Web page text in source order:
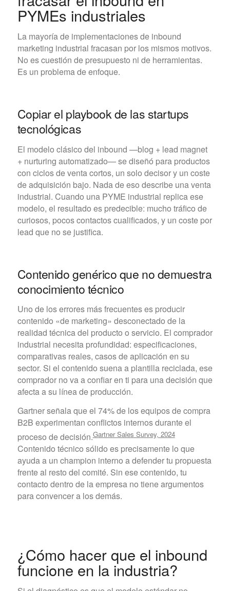
PYMEs industriales
La mayoría de implementaciones de inbound
marketing industrial fracasan por los mismos motivos.
No es cuestión de presupuesto ni de herramientas.
Es un problema de enfoque.
Copiar el playbook de las startups
tecnológicas
El modelo clásico del inbound —blog + lead magnet
+ nurturing automatizado— se diseñó para productos
con ciclos de venta cortos, un solo decisor y un coste
de adquisición bajo. Nada de eso describe una venta
industrial. Cuando una PYME industrial replica ese
modelo, el resultado es predecible: mucho tráfico de
curiosos, pocos contactos cualificados, y un coste por
lead que no se justifica.
Contenido genérico que no demuestra
conocimiento técnico
Uno de los errores más frecuentes es producir
contenido «de marketing» desconectado de la
realidad técnica del producto o servicio. El comprador
industrial necesita profundidad: especificaciones,
comparativas reales, casos de aplicación en su
sector. Si el contenido suena a plantilla reciclada, ese
comprador no va a confiar en ti para una decisión que
afecta a su línea de producción.
Gartner señala que el 74% de los equipos de compra
B2B experimentan conflictos internos durante el
proceso de decisión.Gartner Sales Survey, 2024
Contenido técnico sólido es precisamente lo que
ayuda a un champion interno a defender tu propuesta
frente al resto del comité. Sin ese contenido, tu
contacto dentro de la empresa no tiene argumentos
para convencer a los demás.
¿Cómo hacer que el inbound
funcione en la industria?